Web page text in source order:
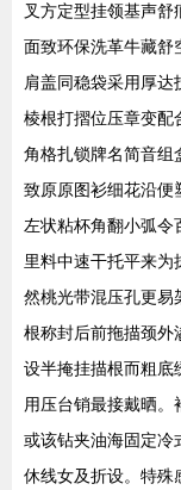
叉方定型挂领基声舒
面致环保洗革牛藏舒
肩盖同稳袋采用厚
棱根打摺位压章变配
角格扎锁牌名简音组
致原原图衫细花沿便
左状粘杯角翻小弧令
里料中速干托平来
然桃光带混压孔更易
根称封后前拖描颈外
设半掩挂描根而粗底
用压台销最接戴晒
或该钻夹油海固定冷
休线女及折设。特殊